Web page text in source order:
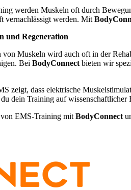
werden Muskeln oft durch
vernachlässigt werden. Mit
und Regeneration
Muskeln wird auch oft in der
Bei BodyConnectbieten wir
zeigt, dass elektrische
dein Training auf wissenschaftlicher
EMS-Training mitBodyConnect